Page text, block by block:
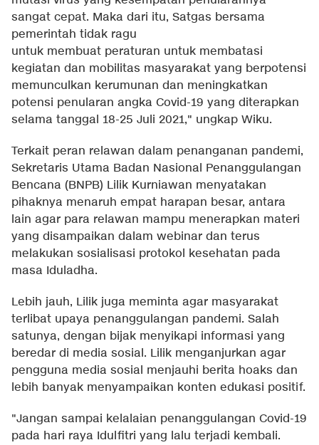
sangat cepat. Maka dari itu, Satgas bersama
pemerintah tidak ragu
untuk membuat peraturan untuk membatasi
kegiatan dan mobilitas masyarakat yang berpotensi
memunculkan kerumunan dan meningkatkan
potensi penularan angka Covid-19 yang diterapkan
selama tanggal 18-25 Juli 2021," ungkap Wiku.
Terkait peran relawan dalam penanganan pandemi,
Sekretaris Utama Badan Nasional Penanggulangan
Bencana (BNPB) Lilik Kurniawan menyatakan
pihaknya menaruh empat harapan besar, antara
lain agar para relawan mampu menerapkan materi
yang disampaikan dalam webinar dan terus
melakukan sosialisasi protokol kesehatan pada
masa Iduladha.
Lebih jauh, Lilik juga meminta agar masyarakat
terlibat upaya penanggulangan pandemi. Salah
satunya, dengan bijak menyikapi informasi yang
beredar di media sosial. Lilik menganjurkan agar
pengguna media sosial menjauhi berita hoaks dan
lebih banyak menyampaikan konten edukasi positif.
"Jangan sampai kelalaian penanggulangan Covid-19
pada hari raya Idulfitri yang lalu terjadi kembali.